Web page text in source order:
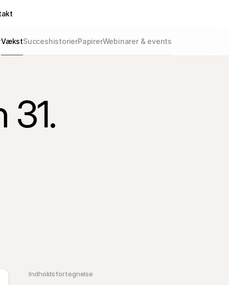
VækstSucceshistorierPapirerWebinarer & events
31.
Indholdsfortegnelse